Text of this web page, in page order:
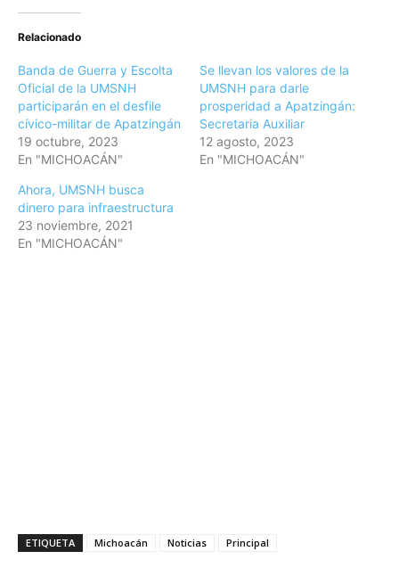
Relacionado
Banda de Guerra y Escolta
Oficial de la UMSNH
participarán en el desfile
cívico-militar de Apatzingán
19 octubre, 2023
En "MICHOACÁN"
Se llevan los valores de la
UMSNH para darle
prosperidad a Apatzingán:
Secretaria Auxiliar
12 agosto, 2023
En "MICHOACÁN"
Ahora, UMSNH busca
dinero para infraestructura
23 noviembre, 2021
En "MICHOACÁN"
ETIQUETA Michoacán Noticias Principal